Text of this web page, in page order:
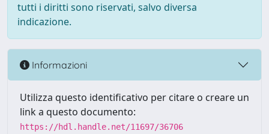
tutti i diritti sono riservati, salvo diversa
indicazione.
Informazioni
Utilizza questo identificativo per citare o creare un
link a questo documento:
https://hdl.handle.net/11697/36706